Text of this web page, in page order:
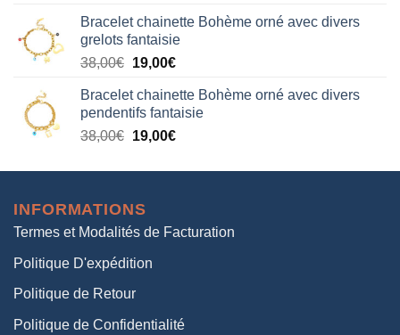
initial
était :
38,00€.
actuel
est :
19,00€.
Bracelet chainette Bohème orné avec divers
grelots fantaisie
38,00€ Le
initial
était :
38,00€.
19,00€Le
actuel
est :
19,00€.
Bracelet chainette Bohème orné avec divers
pendentifs fantaisie
38,00€ Le
initial
38,00€.
19,00€Le
actuel
INFORMATIONS
Termes et Modalités de Facturation
Politique D'expédition
Politique de Retour
Politique de Confidentialité